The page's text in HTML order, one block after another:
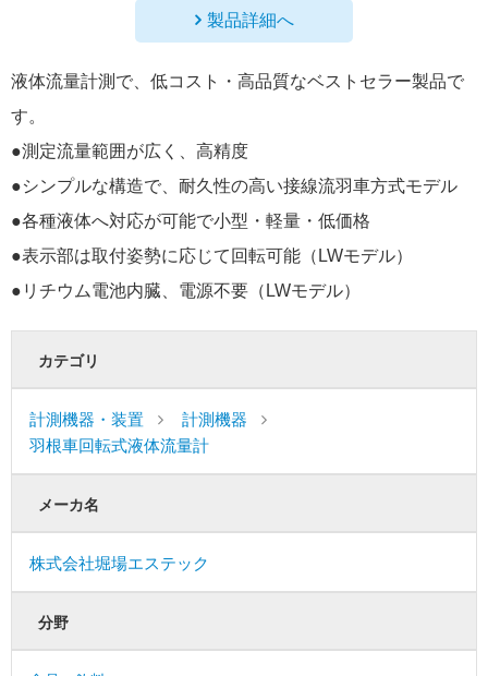
製品詳細へ
液体流量計測で、低コスト・高品質なベストセラー製品で
す。
●測定流量範囲が広く、高精度
●シンプルな構造で、耐久性の高い接線流羽車方式モデル
●各種液体へ対応が可能で小型・軽量・低価格
●表示部は取付姿勢に応じて回転可能（LWモデル）
●リチウム電池内臓、電源不要（LWモデル）
カテゴリ
計測機器・装置
計測機器
羽根車回転式液体流量計
メーカ名
株式会社堀場エステック
分野